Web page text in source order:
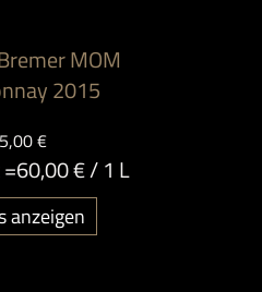
MOM
2015
€
60,00 €/ 1 L
anzeigen